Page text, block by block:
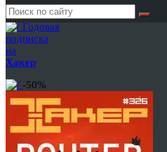
Годовая
подписка
на
Хакер
-50%